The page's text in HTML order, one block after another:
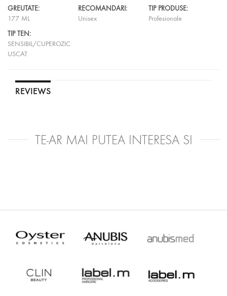
Utilizare:masati usor pe fata uscata si pe gat cu miscari circulare,
evitand zona ochilor. Stergeti in spre exterior cu un tampon de
bumbac. Nu necesita clatire. Aplicati apoi toner sau astringent.
GREUTATE:
177 ML
RECOMANDARI:
Unisex
TIP PRODUSE:
Profesionale
TIP TEN:
SENSIBIL/CUPEROZIC
USCAT
REVIEWS
TE-AR MAI PUTEA INTERESA SI